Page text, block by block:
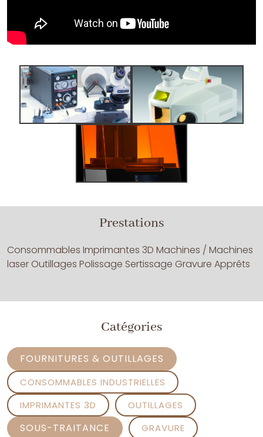
Prestations
Consommables Imprimantes 3D Machines / Machines
laser Outillages Polissage Sertissage Gravure Apprêts
Catégories
FOURNITURES & OUTILLAGES
CONSOMMABLES INDUSTRIELLES
IMPRIMANTES 3D
OUTILLAGES
SOUS-TRAITANCE
GRAVURE